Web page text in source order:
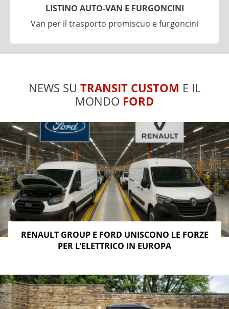
LISTINO AUTO-VAN E FURGONCINI
Van per il trasporto promiscuo e furgoncini
NEWS SU TRANSIT CUSTOM E IL
MONDO FORD
RENAULT GROUP E FORD UNISCONO LE FORZE
PER L’ELETTRICO IN EUROPA